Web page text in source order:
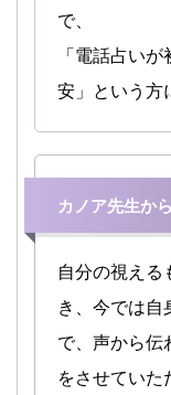
で、
「電話占い
安」という方
カノア先生か
自分の視える
き、今では自
で、声から伝
をさせていた